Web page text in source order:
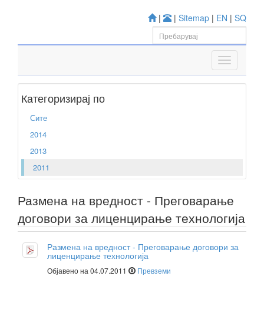
| | Sitemap | EN | SQ
Категоризирај по
Сите
2014
2013
2011
Размена на вредност - Преговарање
договори за лиценцирање технологија
Размена на вредност - Преговарање договори за
лиценцирање технологија
Објавено на 04.07.2011 Превземи